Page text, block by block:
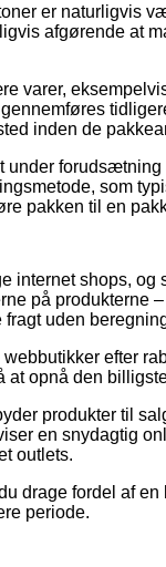
er naturligvis
afgørende at
varer,
inden de
under
som
pakken til en
internet shops, og
på produkterne
uden
efter
at opnå den
produkter til
en snydagtig
outlets.
drage fordel af
periode.